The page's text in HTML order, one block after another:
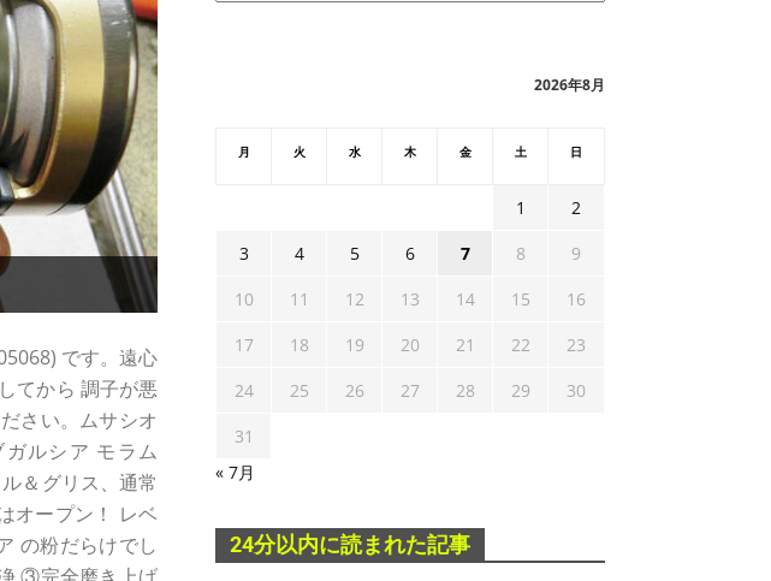
です。遠心
てから 調子が悪
さい。ムサシオ
ルシア モラム
＆グリス、通常
オープン！ レベ
の粉だらけでし
2026年8月
月 火 水 木 金 土 日
1
2
3
4 5 6 7 8
9
10
11 12 13 14 15
16
17
18 19 20 21 22
23
24
25 26 27 28 29
30
31
« 7月
24分以内に読まれた記事